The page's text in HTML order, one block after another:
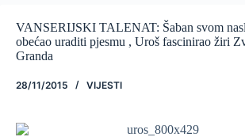
VANSERIJSKI TALENAT: Šaban svom
obećao uraditi pjesmu , Uroš fascinirao žiri
Granda
28/11/2015 VIJESTI